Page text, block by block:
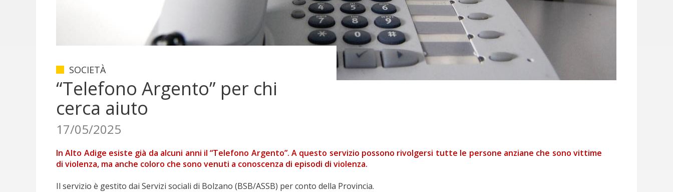
SOCIETÀ
“Telefono Argento” per chi
cerca aiuto
17/05/2025
In Alto Adige esiste già da alcuni anni il “Telefono Argento”. A questo servizio possono rivolgersi tutte le persone anziane che sono vittime
di violenza, ma anche coloro che sono venuti a conoscenza di episodi di violenza.
Il servizio è gestito dai Servizi sociali di Bolzano (BSB/ASSB) per conto della Provincia.